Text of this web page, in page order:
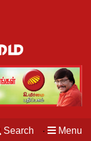
Search · Menu